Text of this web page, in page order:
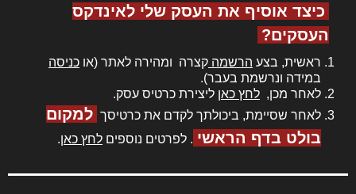
כיצד אוסיף את העסק שלי לאינדקס
העסקים?
ראשית, בצע הרשמה קצרה ומהירה לאתר (או כניסה
במידה ונרשמת בעבר).
לאחר מכן, לחץ כאן ליצירת כרטיס עסק.
לאחר שסיימת, ביכולתך לקדם את כרטיסך למקום
בולט בדף הראשי . לפרטים נוספים לחץ כאן.